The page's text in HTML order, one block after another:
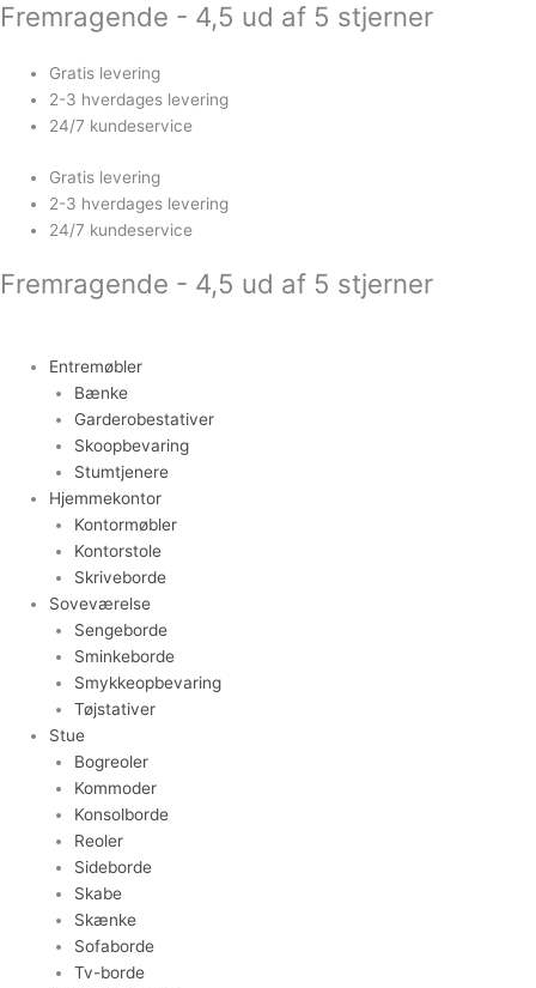
Gå
indholdet
Fremragende - 4,5 ud af 5 stjerner
Gratis levering
2-3 hverdages levering
24/7 kundeservice
Gratis levering
2-3 hverdages levering
24/7 kundeservice
Fremragende - 4,5 ud af 5 stjerner
Entremøbler
Bænke
Garderobestativer
Skoopbevaring
Stumtjenere
Hjemmekontor
Kontormøbler
Kontorstole
Skriveborde
Soveværelse
Sengeborde
Sminkeborde
Smykkeopbevaring
Tøjstativer
Stue
Bogreoler
Kommoder
Konsolborde
Reoler
Sideborde
Skabe
Skænke
Sofaborde
Tv-borde
Rullebord
træhylder